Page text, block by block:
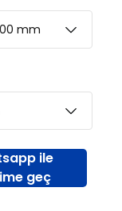
ile
geç